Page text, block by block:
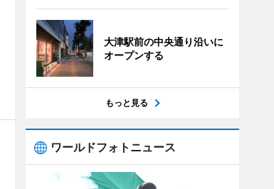
大津駅前の中央通り沿いに
オープンする
もっと見る
ワールドフォトニュース